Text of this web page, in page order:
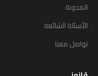
المدونة
الأسئلة الشائعة
تواصل معنا